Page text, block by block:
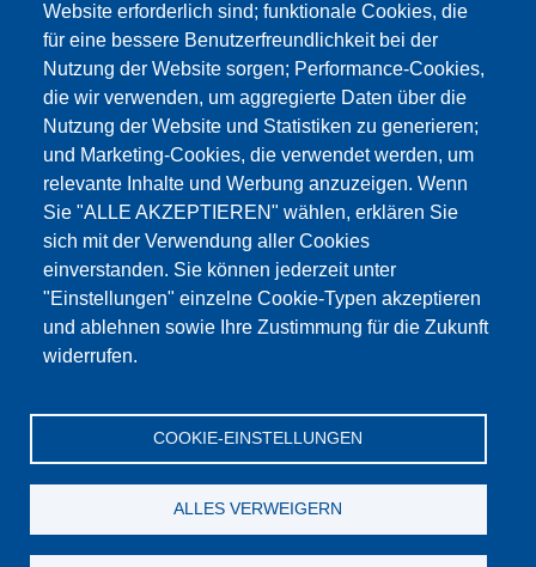
Website erforderlich sind; funktionale Cookies, die
für eine bessere Benutzerfreundlichkeit bei der
Nutzung der Website sorgen; Performance-Cookies,
die wir verwenden, um aggregierte Daten über die
Nutzung der Website und Statistiken zu generieren;
und Marketing-Cookies, die verwendet werden, um
relevante Inhalte und Werbung anzuzeigen. Wenn
Sie "ALLE AKZEPTIEREN" wählen, erklären Sie
sich mit der Verwendung aller Cookies
einverstanden. Sie können jederzeit unter
"Einstellungen" einzelne Cookie-Typen akzeptieren
und ablehnen sowie Ihre Zustimmung für die Zukunft
widerrufen.
COOKIE-EINSTELLUNGEN
ALLES VERWEIGERN
Dieser Inhalt ist blockiert, da die Google Maps
Cookies nicht akzeptiert wurden.
NUR DIE GOOGLE MAPS COOKIES
AKZEPTIEREN.
Alle Cookies akzeptieren
© Testing Bluhm & Feuerherdt GmbH 10.08.2026